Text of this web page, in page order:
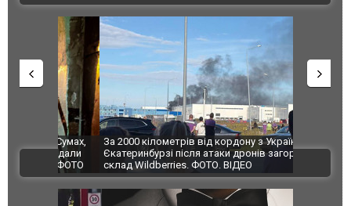
За 2000 кілометрів від кордону з Україною: в
Єкатеринбурзі після атаки дронів загорівся
склад Wildberries. ФОТО. ВІДЕО
"Мої
ВІДЕО